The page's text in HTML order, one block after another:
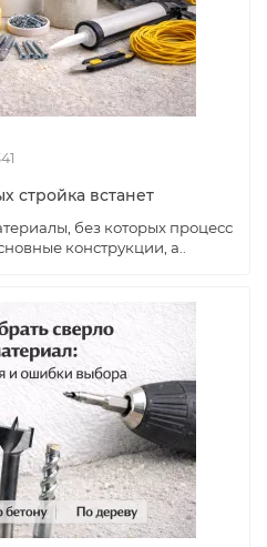
стройка встанет
без которых процесс
конструкции, а..